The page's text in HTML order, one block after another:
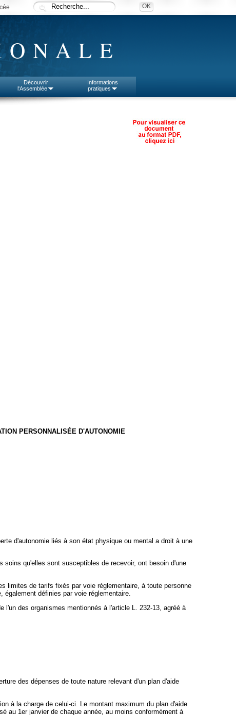
Découvrir
l'Assemblée
Informations
pratiques
PERSONNALISÉE D'AUTONOMIE
d'autonomie liés à son état physique ou mental a droit à une
qu'elles sont susceptibles de recevoir, ont besoin d'une
limites de tarifs fixés par voie réglementaire, à toute personne
définies par voie réglementaire.
l'un des organismes mentionnés à l'article L. 232-13, agréé à
des dépenses de toute nature relevant d'un plan d'aide
à la charge de celui-ci. Le montant maximum du plan d'aide
au 1er janvier de chaque année, au moins conformément à